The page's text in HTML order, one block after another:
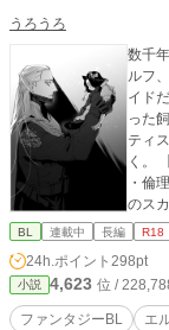
うろうろ
数千
ルフ
イド
った
ティ
く。
・倫
のス
紳士
現在
り』
BL 連載中 長編 R18
24h.ポイント 298pt
小説 4,623 位 /
ファンタジーBL エ